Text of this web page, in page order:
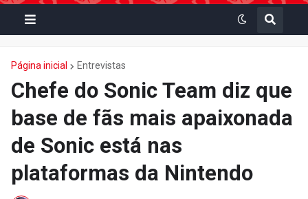
Página inicial Entrevistas
Chefe do Sonic Team diz que
base de fãs mais apaixonada
de Sonic está nas
plataformas da Nintendo